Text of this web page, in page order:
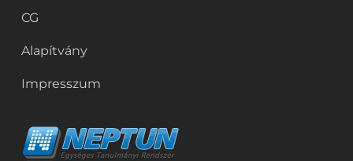
CG
Alapítvány
Impresszum